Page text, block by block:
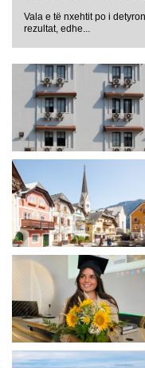
Vala e të nxehtit po i
rezultat, edhe...
AUSTRI